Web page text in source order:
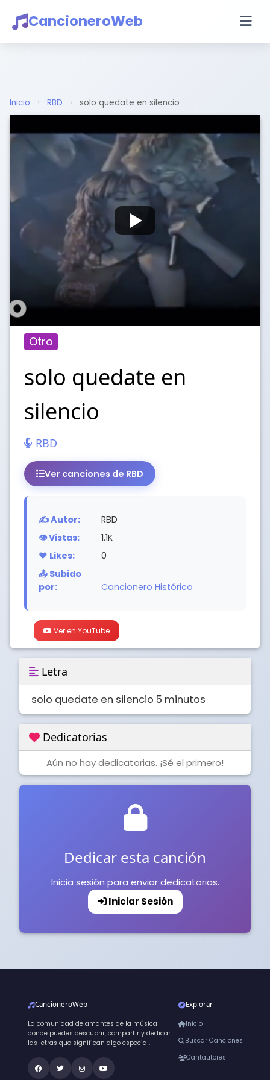
CancioneroWeb
Inicio › RBD › solo quedate en silencio
Otro
solo quedate en
silencio
RBD
Ver canciones de RBD
✍️ Autor:
RBD
👁️ Vistas:
1.1K
❤️ Likes:
0
📤 Subido
por:
Cancionero Histórico
Ver en YouTube
Letra
solo quedate en silencio 5 minutos
Dedicatorias
Aún no hay dedicatorias. ¡Sé el primero!
Dedicar esta canción
Inicia sesión para enviar dedicatorias.
Iniciar Sesión
CancioneroWeb
La comunidad de amantes de la música
donde puedes descubrir, compartir y dedicar
las letras que significan algo especial.
Explorar
Inicio
Buscar Canciones
Cantautores